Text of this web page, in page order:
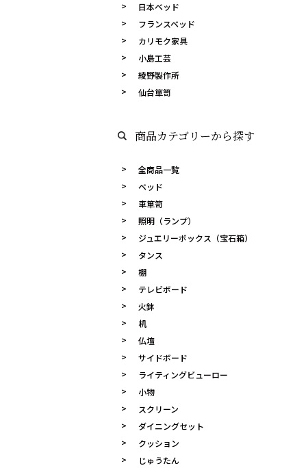
日本ベッド
フランスベッド
カリモク家具
小島工芸
綾野製作所
仙台箪笥
商品カテゴリーから探す
全商品一覧
ベッド
車箪笥
照明（ランプ）
ジュエリーボックス（宝石箱）
タンス
棚
テレビボード
火鉢
机
仏壇
サイドボード
ライティングビューロー
小物
スクリーン
ダイニングセット
クッション
じゅうたん